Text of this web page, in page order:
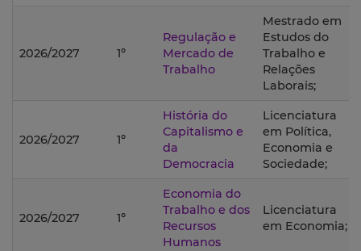
2026/2027 1º
Regulação e
Mercado de
Trabalho
Mestrado em
Estudos do
Trabalho e
Relações
Laborais;
2026/2027 1º
História do
Capitalismo e
da
Democracia
Licenciatura
em Política,
Economia e
Sociedade;
2026/2027 1º
Economia do
Trabalho e dos
Recursos
Humanos
Licenciatura
em Economia;